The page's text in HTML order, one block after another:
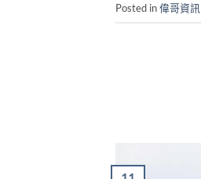
Posted in偉哥資訊